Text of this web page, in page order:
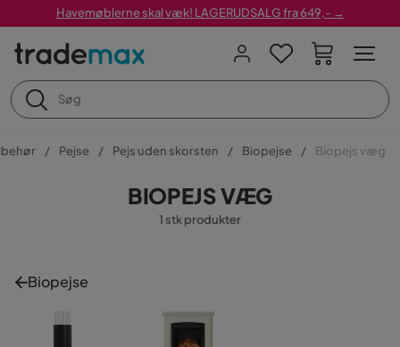
Havemøblerne skal væk! LAGERUDSALG fra 649,- →
Pejse Pejs uden skorsten Biopejse Biopejs væg
BIOPEJS VÆG
1 stk produkter
Biopejse